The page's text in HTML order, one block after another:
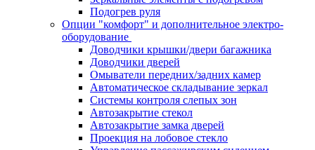
Подогрев руля
Опции "комфорт" и дополнительное электро-
оборудование
Доводчики крышки/двери багажника
Доводчики дверей
Омыватели передних/задних камер
Автоматическое складывание зеркал
Системы контроля слепых зон
Автозакрытие стекол
Автозакрытие замка дверей
Проекция на лобовое стекло